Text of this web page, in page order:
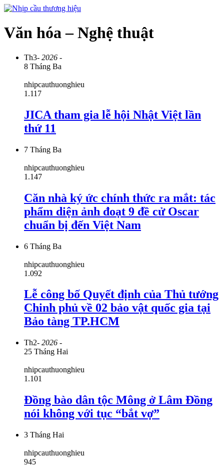
Văn hóa – Nghệ thuật
Th3- 2026 -
8 Tháng Ba
nhipcauthuonghieu
1.117
JICA tham gia lễ hội Nhật Việt lần
thứ 11
7 Tháng Ba
nhipcauthuonghieu
1.147
Căn nhà ký ức chính thức ra mắt: tác
phẩm diện ảnh đoạt 9 đề cử Oscar
chuẩn bị đến Việt Nam
6 Tháng Ba
nhipcauthuonghieu
1.092
Lễ công bố Quyết định của Thủ tướng
Chinh phủ về 02 bảo vật quốc gia tại
Bảo tàng TP.HCM
Th2- 2026 -
25 Tháng Hai
nhipcauthuonghieu
1.101
Đồng bào dân tộc Mông ở Lâm Đồng
nói không với tục “bắt vợ”
3 Tháng Hai
nhipcauthuonghieu
945